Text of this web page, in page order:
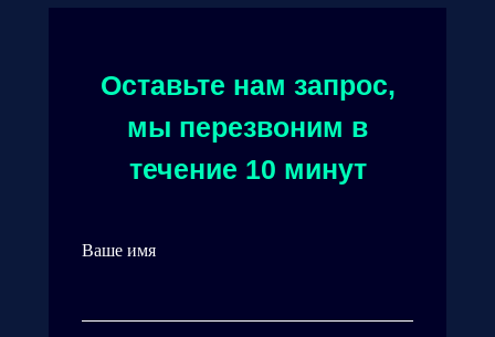
Оставьте нам запрос,
мы перезвоним в
течение 10 минут
Ваше имя